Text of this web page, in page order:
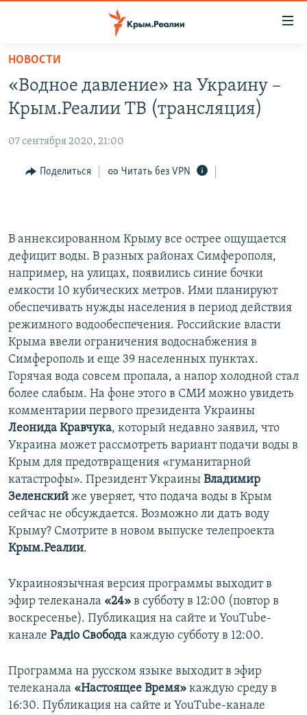
Вернуться
основному
содержанию
Вернутся
навигации
СПЕЦПРОЕКТЫ
КАРТА ВОЕННЫХ ОБЪЕКТОВ КРЫМА
11 ЛЕТ ОККУПАЦИИ КРЫМА. 11 ИСТОРИЙ СОПРОТИВЛЕНИЯ
ВОДА
ИСТОРИЯ
ЕЩЕ
ТЕЛЕПРОЕКТ КРЫМ.РЕАЛИИ
СОВЕТЫ ПРАВОЗАЩИТНИКОВ
ПРОПАВШИЕ БЕЗ ВЕСТИ
ПОБЕДИТЕЛЕЙ НЕ СУДЯТ?
КРЫМ.НЕПОКОРЕННЫЙ
УКРАИНСКАЯ ПРОБЛЕМА КРЫМА
Українською
Qırımtatar
Все сайты RFE/RL
НОВОСТИ
«Водное давление» на Украину –
Крым.Реалии ТВ (трансляция)
07 сентября 2020, 21:00
Поделиться Читать без VPN
В аннексированном Крыму все острее ощущается
дефицит воды. В разных районах Симферополя,
например, на улицах, появились синие бочки
емкости 10 кубических метров. Ими планируют
обеспечивать нужды населения в период действия
режимного водообеспечения. Российские власти
Крыма ввели ограничения водоснабжения в
Симферополь и еще 39 населенных пунктах.
Горячая вода совсем пропала, а напор холодной стал
более слабым. На фоне этого в СМИ можно увидеть
комментарии первого президента Украины
Леонида Кравчука, который недавно заявил, что
Украина может рассмотреть вариант подачи воды в
Крым для предотвращения «гуманитарной
катастрофы». Президент Украины Владимир
Зеленский же уверяет, что подача воды в Крым
сейчас не обсуждается. Возможно ли дать воду
Крыму? Смотрите в новом выпуске телепроекта
Крым.Реалии.
Украиноязычная версия программы выходит в
эфир телеканала «24» в субботу в 12:00 (повтор в
воскресенье). Публикация на сайте и YouTube-
канале Радіо Свобода каждую субботу в 12:00.
Программа на русском языке выходит в эфир
телеканала «Настоящее Время» каждую среду в
16:30. Публикация на сайте и YouTube-канале